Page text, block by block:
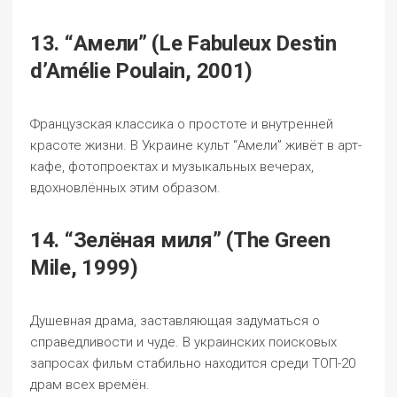
13. “Амели” (Le Fabuleux Destin
d’Amélie Poulain, 2001)
Французская классика о простоте и внутренней
красоте жизни. В Украине культ “Амели” живёт в арт-
кафе, фотопроектах и музыкальных вечерах,
вдохновлённых этим образом.
14. “Зелёная миля” (The Green
Mile, 1999)
Душевная драма, заставляющая задуматься о
справедливости и чуде. В украинских поисковых
запросах фильм стабильно находится среди ТОП-20
драм всех времён.